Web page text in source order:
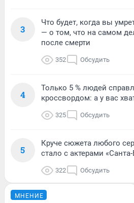
3
Что будет, когда вы
— о том, что на самом
после смерти
352 Обсудить
4
Только 5 % людей
кроссвордом: а у вас
325 Обсудить
5
Круче сюжета любого
стало с актерами
322 Обсудить
МНЕНИЕ